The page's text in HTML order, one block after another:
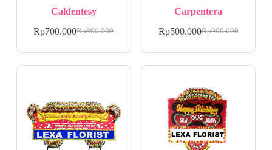
Caldentesy
Rp800.000
Rp700.000
Carpentera
Rp900.000
Rp500.000